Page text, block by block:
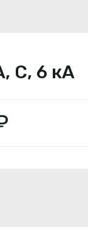
С, 6 кА